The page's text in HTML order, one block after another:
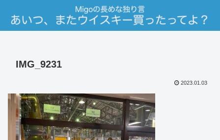
IMG_9231
2023.01.03